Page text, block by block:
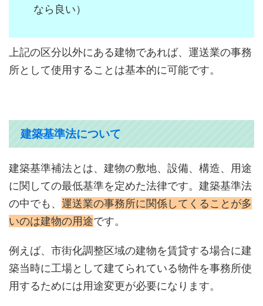
なら良い）
上記の区分以外にある建物であれば、運送業の事務
所として使用することは基本的に可能です。
建築基準法について
建築基準補法とは、建物の敷地、設備、構造、用途
に関しての最低基準を定めた法律です。建築基準法
の中でも、 運送業の事務所に関係してくることが多
いのは建物の用途です。
例えば、市街化調整区域の建物を賃貸する場合に建
築当時に工場として建てられている物件を事務所使
用するためには用途変更が必要になります。